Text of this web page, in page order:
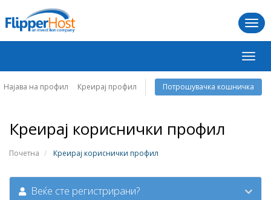
ја
Најава на профил Креирај профил Потрошувачка кошничка
Креирај кориснички профил
Почетна Креирај кориснички профил
Веќе сте регистрирани?